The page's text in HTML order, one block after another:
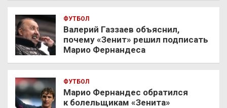
ФУТБОЛ
Валерий Газзаев объяснил,
почему «Зенит» решил подписать
Марио Фернандеса
ФУТБОЛ
Марио Фернандес обратился
к болельщикам «Зенита»